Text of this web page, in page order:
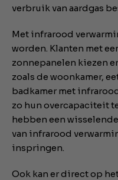
verbruik van aardgas
Met infrarood
worden. Klanten met
zonnepanelen kiezen
zoals de woonkamer,
badkamer met
zo hun overcapaciteit
hebben een
van infrarood
inspringen.
Ook kan er direct op